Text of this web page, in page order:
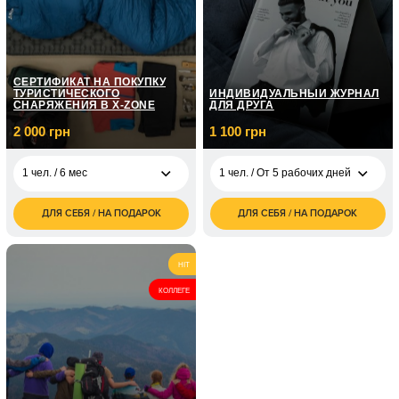
1 чел. / 12 мес
1 чел. / 12 мес
10 000
грн
СЕРТИФИКАТ НА ПОКУПКУ
ТУРИСТИЧЕСКОГО
СНАРЯЖЕНИЯ В X-ZONE
2 000 грн
1 чел. / 6 мес
2 000
грн
3 000
грн
5 000
грн
1 чел. /
ДЛЯ СЕБЯ / НА ПОДАРОК
ИНДИВИДУАЛЬНЫЙ ЖУРНАЛ
ДЛЯ ДРУГА
1 100 грн
1 чел. / От 5 рабочих дней
1 чел. / От 5 рабочих
дней
грн
ДЛЯ СЕБЯ / НА ПОДАРОК
HIT
КОЛЛЕГЕ